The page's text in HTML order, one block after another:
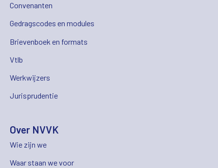
Convenanten
Gedragscodes en modules
Brievenboek en formats
Vtlb
Werkwijzers
Jurisprudentie
Over NVVK
Wie zijn we
Waar staan we voor